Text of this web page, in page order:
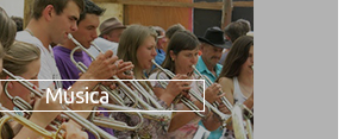
Música